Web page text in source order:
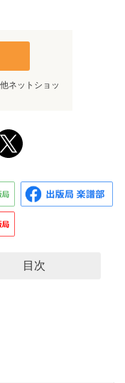
ネットショッ
目次